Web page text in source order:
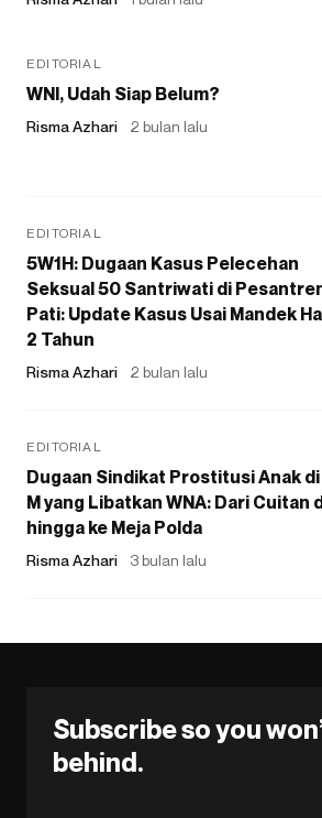
EDITORIAL
WNI, Udah Siap Belum?
Risma Azhari 2 bulan lalu
EDITORIAL
5W1H: Dugaan Kasus Pelecehan
Seksual 50 Santriwati di
Pati: Update Kasus Usai Mandek
2 Tahun
Risma Azhari 2 bulan lalu
EDITORIAL
Dugaan Sindikat Prostitusi Anak
M yang Libatkan WNA: Dari Cuitan
hingga ke Meja Polda
Risma Azhari 3 bulan lalu
Subscribe so you
behind.